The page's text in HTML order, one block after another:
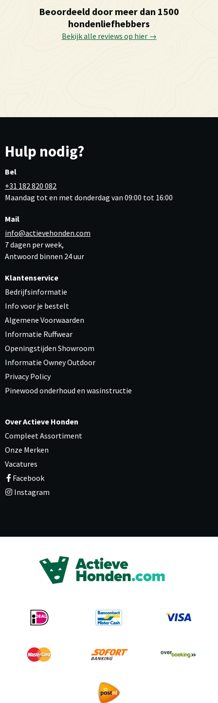
Beoordeeld door meer dan 1500
hondenliefhebbers
Bekijk alle reviews op hier →
Hulp nodig?
Bel
+31 182 820 082
Maandag tot en met donderdag van 09:00 tot 16:00
Mail
info@actievehonden.com
7 dagen per week,
Antwoord binnen 24 uur
Klantenservice
Bedrijfsinformatie
Info voor je bestelt
Algemene Voorwaarden
Informatie Ruffwear
Openingstijden Showroom
Informatie Owney Outdoor
Privacy Policy
Pinewood onderhoud en wasinstructie
Over Actieve Honden
Compleet Assortiment
Onze Merken
Vacatures
Facebook
Instagram